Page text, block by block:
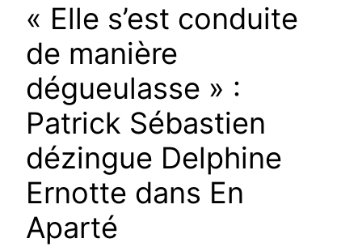
« Elle s’est conduite
de manière
dégueulasse » :
Patrick Sébastien
dézingue Delphine
Ernotte dans En
Aparté